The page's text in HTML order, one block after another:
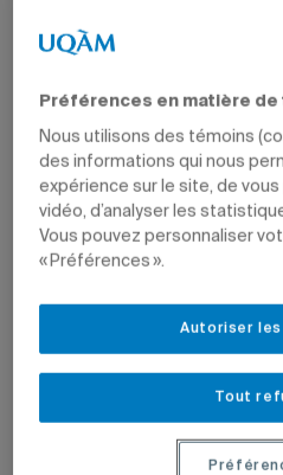
Préférences en matière de
Nous utilisons des témoins
des informations qui nous
expérience sur le site, de
vidéo, d’analyser les
Vous pouvez personnaliser
« Préférences ».
Tout
Autoriser